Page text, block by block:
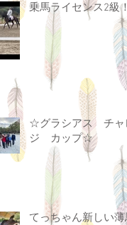
乗馬ライセンス2級！
☆グラシアス チャ
ジ カップ☆
てっちゃん新しい薄